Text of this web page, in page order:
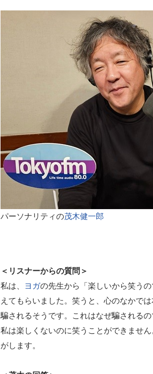
パーソナリティの茂木健一郎
＜リスナーからの質問＞
私は、
ヨガの先生から「楽しいから笑う
えてもらいました。笑うと、心のなかで
騙されるそうです。これはなぜ騙されるの
私は楽しくないのに笑うことができませ
がします。